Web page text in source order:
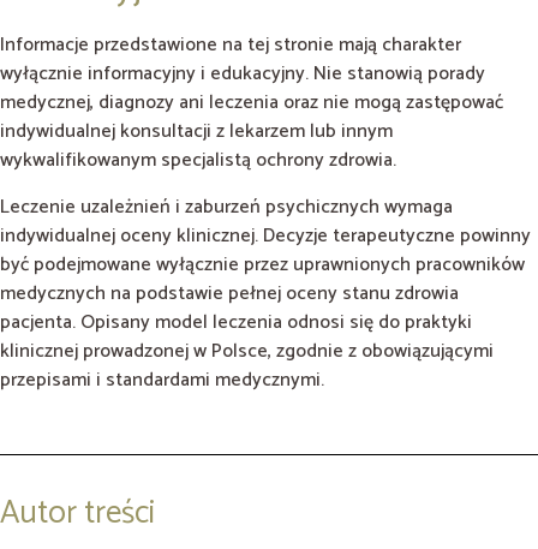
Informacje przedstawione na tej stronie mają charakter
wyłącznie informacyjny i edukacyjny. Nie stanowią porady
medycznej, diagnozy ani leczenia oraz nie mogą zastępować
indywidualnej konsultacji z lekarzem lub innym
wykwalifikowanym specjalistą ochrony zdrowia.
Leczenie uzależnień i zaburzeń psychicznych wymaga
indywidualnej oceny klinicznej. Decyzje terapeutyczne powinny
być podejmowane wyłącznie przez uprawnionych pracowników
medycznych na podstawie pełnej oceny stanu zdrowia
pacjenta. Opisany model leczenia odnosi się do praktyki
klinicznej prowadzonej w Polsce, zgodnie z obowiązującymi
przepisami i standardami medycznymi.
Autor treści